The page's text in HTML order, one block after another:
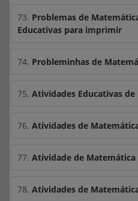
73. Problemas de
Educativas para imprimir
74. Probleminhas de
75. Atividades Educativas
76. Atividades de
77. Atividade de Matemática
78. Atividades de